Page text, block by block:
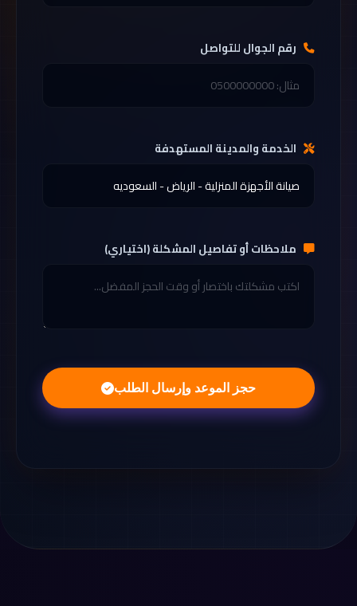
رقم الجوال للتواصل
الخدمة والمدينة المستهدفة
ملاحظات أو تفاصيل المشكلة (اختياري)
حجز الموعد وإرسال الطلب